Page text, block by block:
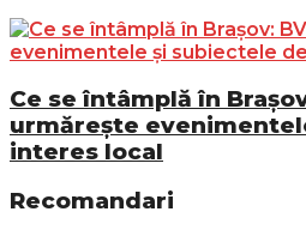
Ce se întâmplă în
urmărește
interes local
Recomandari